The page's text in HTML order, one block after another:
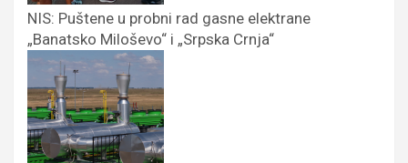
NIS: Puštene u probni rad gasne elektrane
„Banatsko Miloševo“ i „Srpska Crnja“